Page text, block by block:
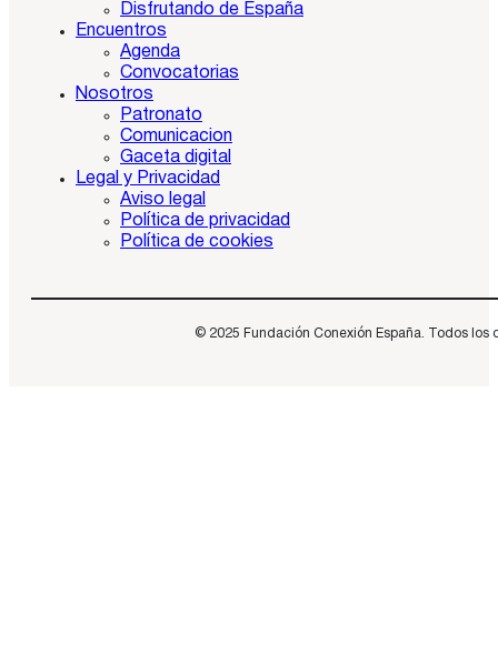
Disfrutando de España
Encuentros
Agenda
Convocatorias
Nosotros
Patronato
Comunicacion
Gaceta digital
Legal y Privacidad
Aviso legal
Política de privacidad
Política de cookies
© 2025 Fundación Conexión España. Todos los